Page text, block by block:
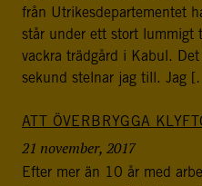
från Utrikesdepartementet
står under ett stort lummigt
vackra trädgård i Kabul.
sekund stelnar jag till. Jag
ATT ÖVERBRYGGA
21 november, 2017
Efter mer än 10 år med